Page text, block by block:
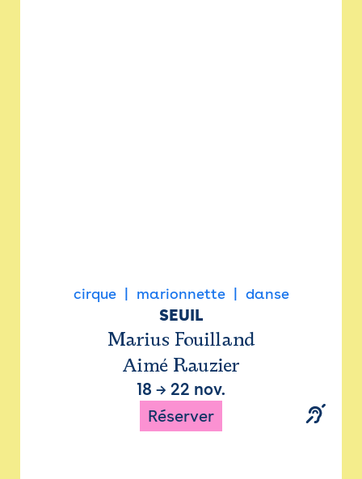
cirque marionnette danse
SEUIL
Marius Fouilland
Aimé Rauzier
18 → 22 nov.
Réserver